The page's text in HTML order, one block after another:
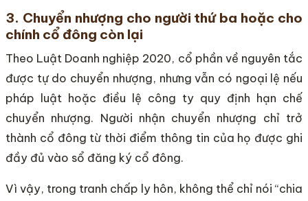
3. Chuyển nhượng cho người thứ ba hoặc cho
chính cổ đông còn lại
Theo Luật Doanh nghiệp 2020, cổ phần về nguyên tắc
được tự do chuyển nhượng, nhưng vẫn có ngoại lệ nếu
pháp luật hoặc điều lệ công ty quy định hạn chế
chuyển nhượng. Người nhận chuyển nhượng chỉ trở
thành cổ đông từ thời điểm thông tin của họ được ghi
đầy đủ vào sổ đăng ký cổ đông.
Vì vậy, trong tranh chấp ly hôn, không thể chỉ nói “chia